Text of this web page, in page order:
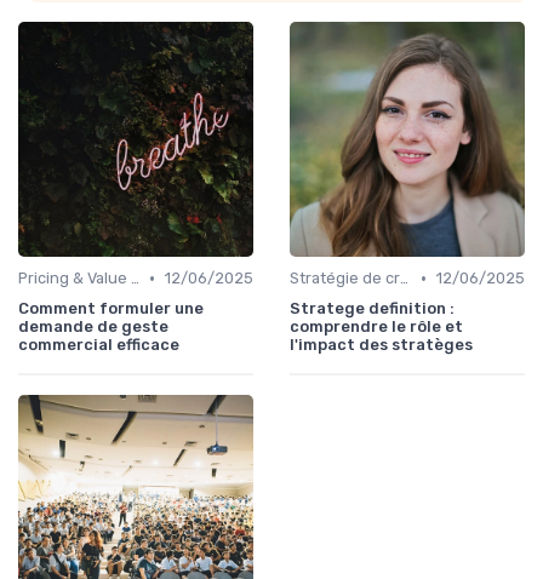
Pricing & Value Proposition • 12/06/2025
Comment formuler une
demande de geste
commercial efficace
Stratégie de croissance B2B • 12/06/2025
Stratege definition :
comprendre le rôle et
l'impact des stratèges